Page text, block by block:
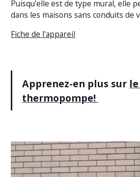
Puisqu'elle est de type mural, elle
dans les maisons sans conduits de
Fiche de l'appareil
Apprenez-en plus sur
thermopompe!